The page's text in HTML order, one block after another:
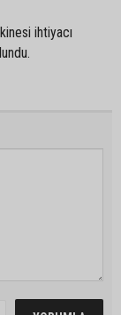
ihtiyacı